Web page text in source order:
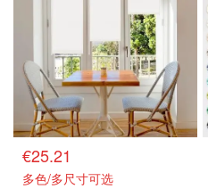
€25.21
多色/多尺寸可选